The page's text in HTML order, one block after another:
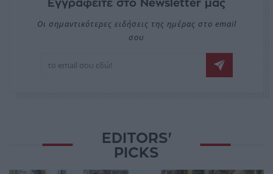
Εγγραφείτε στο Newsletter μας
Οι σημαντικότερες ειδήσεις της ημέρας στο email
σου
EDITORS'
PICKS